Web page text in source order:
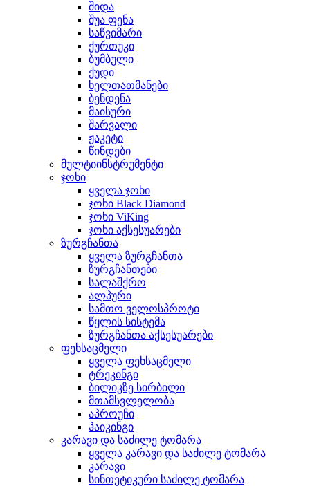
შიდა
შუა ფენა
საწვიმარი
ქურთუკი
ბუმბული
ქუდი
ხელთათმანები
ბენდენა
მაისური
შარვალი
ჟაკეტი
წინდები
მულტიინსტრუმენტი
ჯოხი
ყველა ჯოხი
ჯოხი Black Diamond
ჯოხი ViKing
ჯოხი აქსესუარები
ზურგჩანთა
ყველა ზურგჩანთა
ზურგჩანთები
სალაშქრო
ალპური
სამთო ველოსპროტი
წყლის სისტემა
ზურგჩანთა აქსესუარები
ფეხსაცმელი
ყველა ფეხსაცმელი
ტრეკინგი
ბილიკზე სირბილი
მთამსვლელობა
აპროუჩი
ჰაიკინგი
კარავი და საძილე ტომარა
ყველა კარავი და საძილე ტომარა
კარავი
სინთეტიკური საძილე ტომარა